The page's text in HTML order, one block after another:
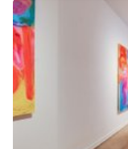
Shooting